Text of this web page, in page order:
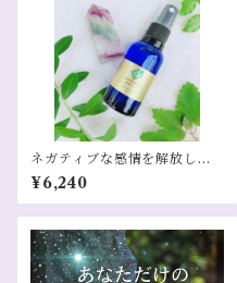
ネガティブな感情を解放しあ
なた自身を整える解放ブレン
ド
¥6,240